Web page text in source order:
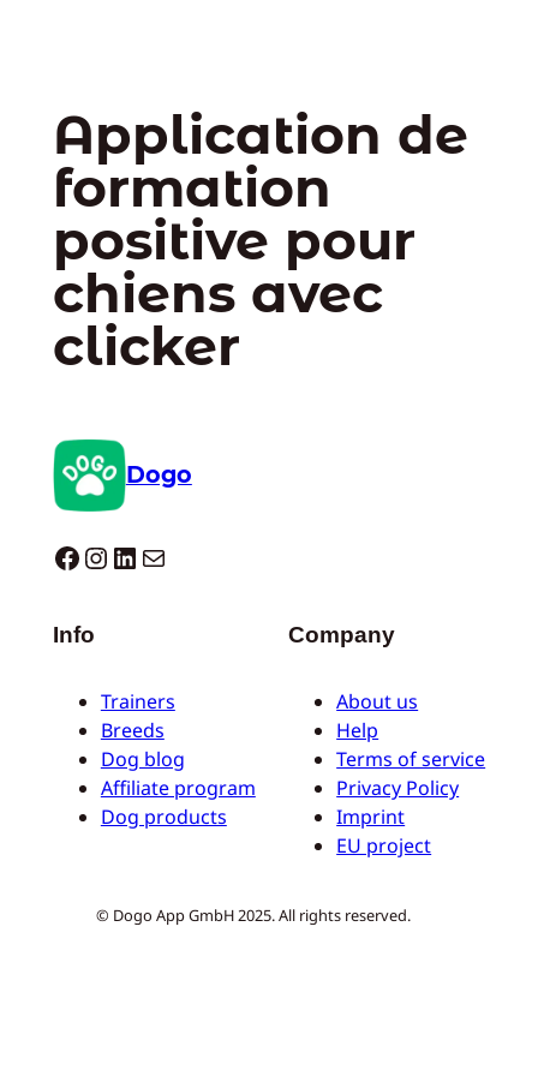
Application de
formation
positive pour
chiens avec
clicker
Dogo
Dogo facebook InstagramLinkedIn E-mail
Info
Trainers
Breeds
Dog blog
Affiliate program
Dog products
Company
About us
Help
Terms of service
Privacy Policy
Imprint
EU project
© Dogo App GmbH 2025. All rights reserved.